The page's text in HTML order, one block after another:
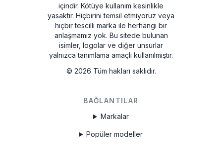
içindir. Kötüye kullanım kesinlikle
yasaktır. Hiçbirini temsil etmiyoruz veya
hiçbir tescilli marka ile herhangi bir
anlaşmamız yok. Bu sitede bulunan
isimler, logolar ve diğer unsurlar
yalnızca tanımlama amaçlı kullanılmıştır.
© 2026 Tüm hakları saklıdır.
BAĞLANTILAR
Markalar
Popüler modeller